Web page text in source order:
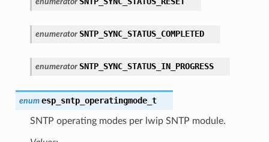
enumerator SNTP_SYNC_STATUS_COMPLETED
enumerator SNTP_SYNC_STATUS_IN_PROGRESS
enum esp_sntp_operatingmode_t
SNTP operating modes per lwip SNTP module.